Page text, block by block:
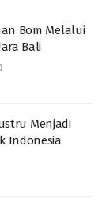
Bom Melalui
Bali
Menjadi
Indonesia